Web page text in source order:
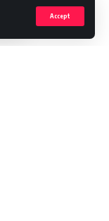
Accept